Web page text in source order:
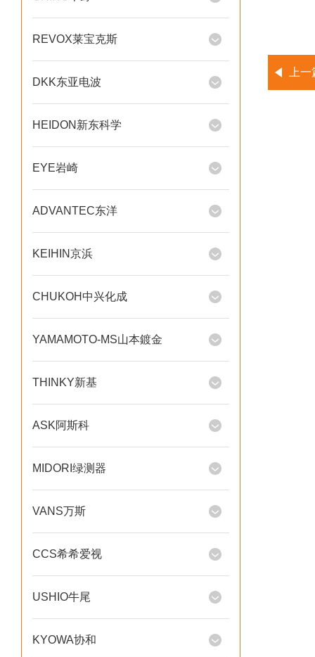
REVOX莱宝克斯
DKK东亚电波
HEIDON新东科学
EYE岩崎
ADVANTEC东洋
KEIHIN京浜
CHUKOH中兴化成
YAMAMOTO-MS山本鍍金
THINKY新基
ASK阿斯科
MIDORI绿测器
VANS万斯
CCS希希爱视
USHIO牛尾
KYOWA协和
上